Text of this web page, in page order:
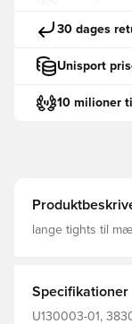
30 dages
Unisport
10 milioner
lange tights til
Specifikationer
U130003-01,